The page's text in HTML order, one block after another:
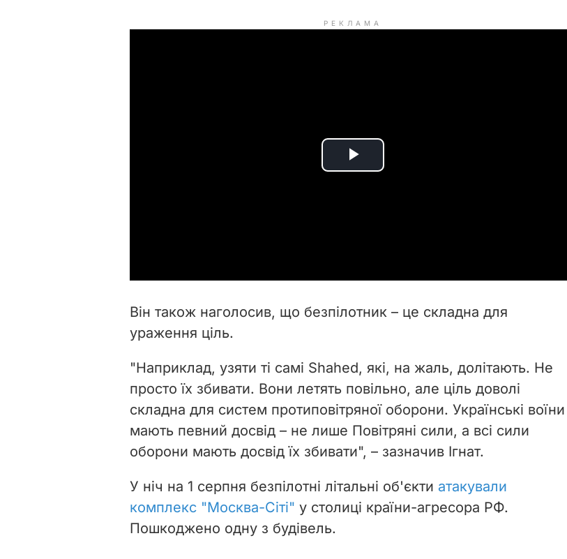
РЕКЛАМА
P
d
e
o
Він також наголосив, що безпілотник – це складна для
ураження ціль.
"Наприклад, узяти ті самі Shahed, які, на жаль, долітають. Не
просто їх збивати. Вони летять повільно, але ціль доволі
складна для систем протиповітряної оборони. Українські воїни
мають певний досвід – не лише Повітряні сили, а всі сили
оборони мають досвід їх збивати", – зазначив Ігнат.
У ніч на 1 серпня безпілотні літальні об'єкти атакували
комплекс "Москва-Сіті" у столиці країни-агресора РФ.
Пошкоджено одну з будівель.